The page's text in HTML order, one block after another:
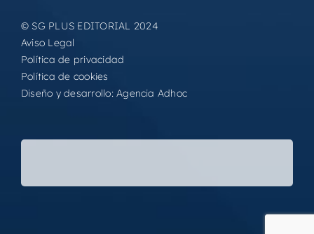
© SG PLUS EDITORIAL 2024
Aviso Legal
Política de privacidad
Política de cookies
Diseño y desarrollo:Agencia Adhoc